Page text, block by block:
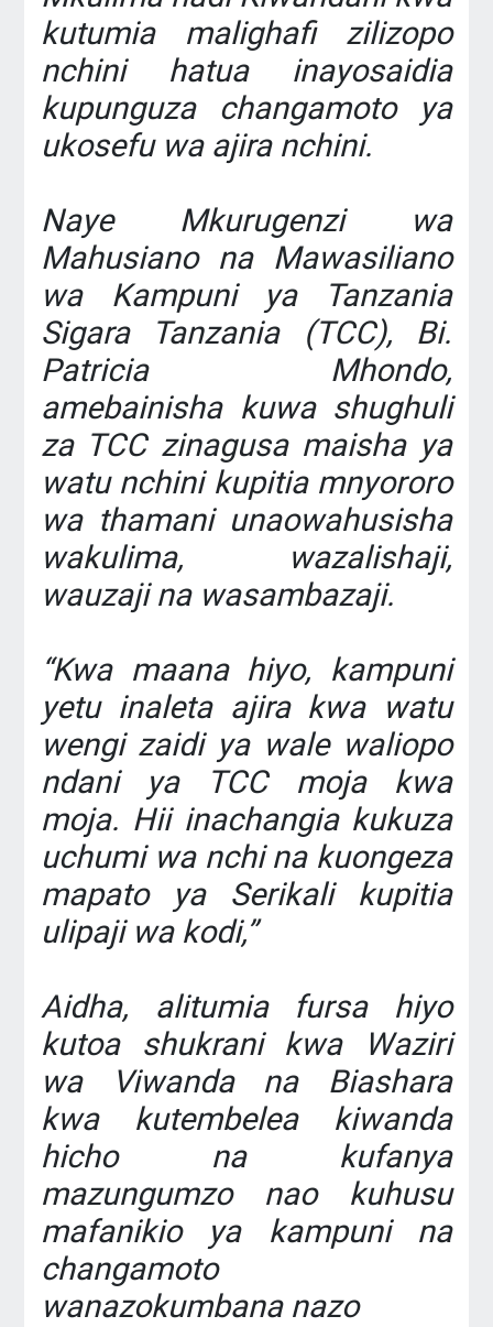
kutumia malighafi zilizopo
nchini hatua inayosaidia
kupunguza changamoto ya
ukosefu wa ajira nchini.
‎Naye Mkurugenzi wa
Mahusiano na Mawasiliano
wa Kampuni ya Tanzania
Sigara Tanzania (TCC), Bi.
Patricia Mhondo,
amebainisha kuwa shughuli
za TCC zinagusa maisha ya
watu nchini kupitia mnyororo
wa thamani unaowahusisha
wakulima, wazalishaji,
wauzaji na wasambazaji.
‎“Kwa maana hiyo, kampuni
yetu inaleta ajira kwa watu
wengi zaidi ya wale waliopo
ndani ya TCC moja kwa
moja. Hii inachangia kukuza
uchumi wa nchi na kuongeza
mapato ya Serikali kupitia
ulipaji wa kodi,”
‎Aidha, alitumia fursa hiyo
kutoa shukrani kwa Waziri
wa Viwanda na Biashara
kwa kutembelea kiwanda
hicho na kufanya
mazungumzo nao kuhusu
mafanikio ya kampuni na
changamoto
wanazokumbana nazo